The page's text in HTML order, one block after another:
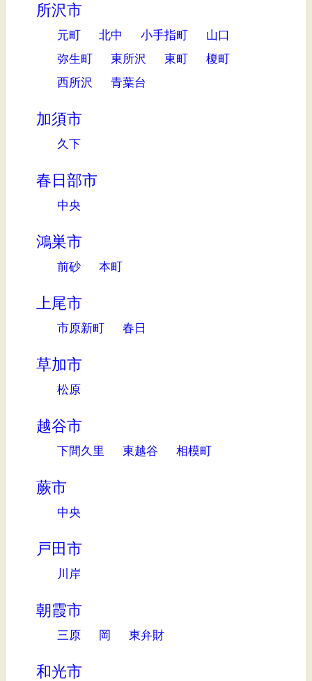
所沢市
元町 北中 小手指町
山口
弥生町
東所沢 東町
榎町
西所沢
青葉台
加須市
久下
春日部市
中央
鴻巣市
前砂 本町
上尾市
市原新町 春日
草加市
松原
越谷市
下間久里 東越谷 相模町
蕨市
中央
戸田市
川岸
朝霞市
三原 岡 東弁財
和光市